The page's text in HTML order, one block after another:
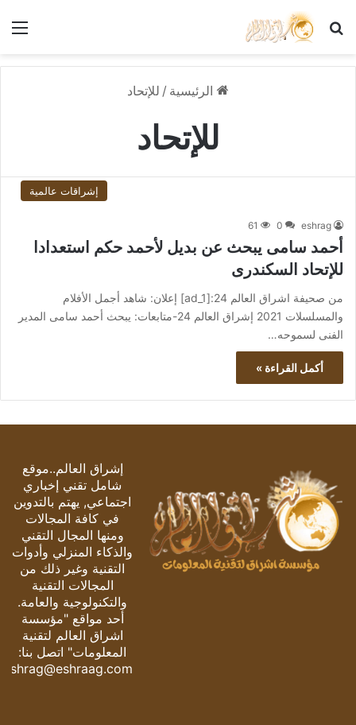
بحث عن
الرئيسية / للإتحاد
للإتحاد
إشراقات عالمية
eshrag
0
61
أحمد سامى يبحث عن بديل لأحمد حكم استعدادا
للإتحاد السكندرى
من صحيفة اشراق العالم 24:[ad_1] إعلان: شاهد أجمل الأفلام
والمسلسلات 2021 إشراق العالم 24-متابعات: يبحث أحمد سامى المدير
الفنى لسموحه…
أكمل القراءة »
إشراق العالم..موقع
شامل تقني إخباري
اجتماعي, يهتم بالتدوين
في كافة المجالات
ومنها المجال التقني
والذكاء المنزلي وأدوات
التقنية وغير ذلك من
المجالات التقنية
والتكنولوجية والعامة.
أحد مواقع "مؤسسة
اشراق العالم لتقنية
المعلومات" اتصل بنا:
eshrag@eshraag.com